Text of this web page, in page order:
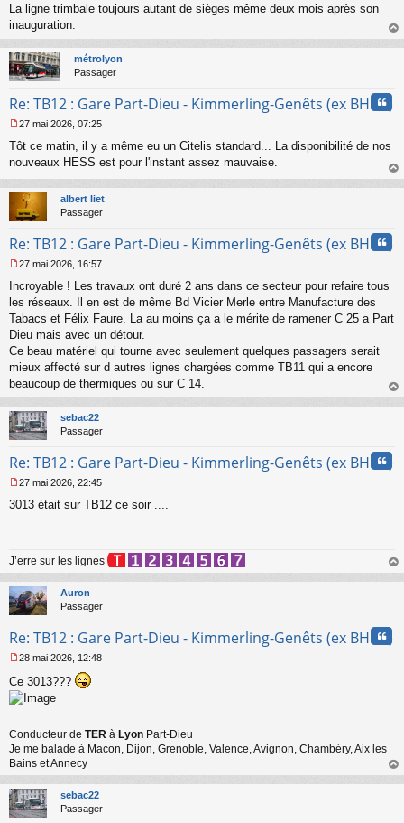
e
n
o
n
l
u
La ligne trimbale toujours autant de sièges même deux mois après son
inauguration.
au
métrolyon
Passager
Re: TB12 : Gare Part-Dieu - Kimmerling-Genêts (ex BHNS)
e
s
a
g
e
o
l
u
27 mai 2026, 07:25
Tôt ce matin, il y a même eu un Citelis standard... La disponibilité de nos
nouveaux HESS est pour l'instant assez mauvaise.
au
albert liet
Passager
Re: TB12 : Gare Part-Dieu - Kimmerling-Genêts (ex BHNS)
e
s
s
g
e
n
o
n
l
u
27 mai 2026, 16:57
Incroyable ! Les travaux ont duré 2 ans dans ce secteur pour refaire tous
les réseaux. Il en est de même Bd Vicier Merle entre Manufacture des
Tabacs et Félix Faure. La au moins ça a le mérite de ramener C 25 a Part
Dieu mais avec un détour.
Ce beau matériel qui tourne avec seulement quelques passagers serait
mieux affecté sur d autres lignes chargées comme TB11 qui a encore
beaucoup de thermiques ou sur C 14.
au
sebac22
Passager
Re: TB12 : Gare Part-Dieu - Kimmerling-Genêts (ex BHNS)
e
g
e
n
o
n
u
27 mai 2026, 22:45
3013 était sur TB12 ce soir ....
J’erre sur les lignes
au
Auron
Passager
Re: TB12 : Gare Part-Dieu - Kimmerling-Genêts (ex BHNS)
e
s
s
g
e
n
o
n
l
u
28 mai 2026, 12:48
Ce 3013???
Conducteur de TER à Lyon Part-Dieu
Je me balade à Macon, Dijon, Grenoble, Valence, Avignon, Chambéry, Aix les
Bains et Annecy
au
sebac22
Passager